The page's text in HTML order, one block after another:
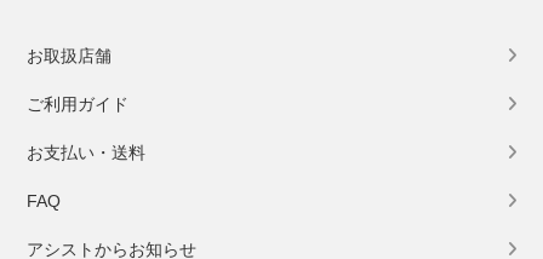
お取扱店舗
ご利用ガイド
お支払い・送料
FAQ
アシストからお知らせ